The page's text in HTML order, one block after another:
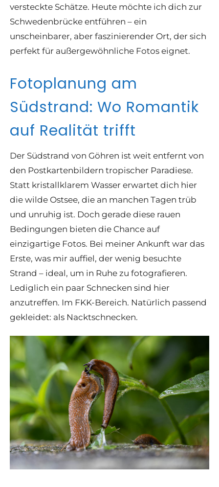
versteckte Schätze. Heute möchte ich dich zur
Schwedenbrücke entführen – ein
unscheinbarer, aber faszinierender Ort, der sich
perfekt für außergewöhnliche Fotos eignet.
Fotoplanung am
Südstrand: Wo Romantik
auf Realität trifft
Der Südstrand von Göhren ist weit entfernt von
den Postkartenbildern tropischer Paradiese.
Statt kristallklarem Wasser erwartet dich hier
die wilde Ostsee, die an manchen Tagen trüb
und unruhig ist. Doch gerade diese rauen
Bedingungen bieten die Chance auf
einzigartige Fotos. Bei meiner Ankunft war das
Erste, was mir auffiel, der wenig besuchte
Strand – ideal, um in Ruhe zu fotografieren.
Lediglich ein paar Schnecken sind hier
anzutreffen. Im FKK-Bereich. Natürlich passend
gekleidet: als Nacktschnecken.